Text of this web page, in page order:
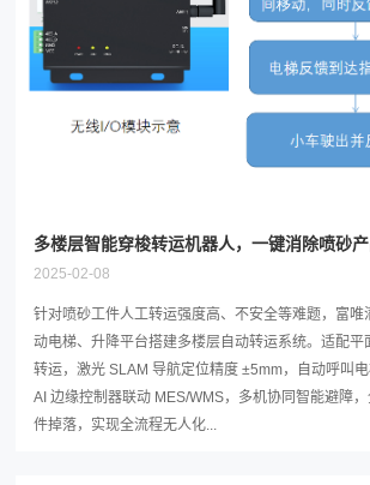
多楼层智能穿梭转运机器人，一键消除喷砂
2025-02-08
针对喷砂工件人工转运强度高、不安全等难题，富唯
动电梯、升降平台搭建多楼层自动转运系统。适配平
转运，激光 SLAM 导航定位精度 ±5mm，自动呼叫
AI 边缘控制器联动 MES/WMS，多机协同智能避障
件掉落，实现全流程无人化...